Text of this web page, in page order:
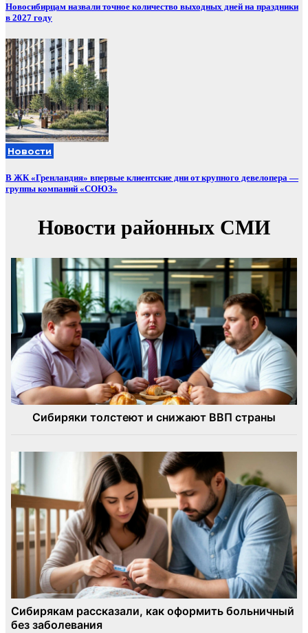
Новосибирцам назвали точное количество выходных дней на праздники
в 2027 году
Новости
В ЖК «Гренландия» впервые клиентские дни от крупного девелопера —
группы компаний «СОЮЗ»